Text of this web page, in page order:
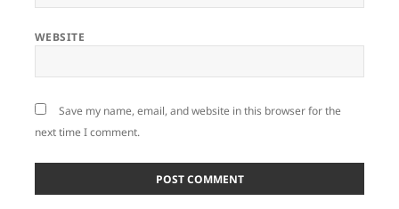
WEBSITE
Save my name, email, and website in this browser for the
next time I comment.